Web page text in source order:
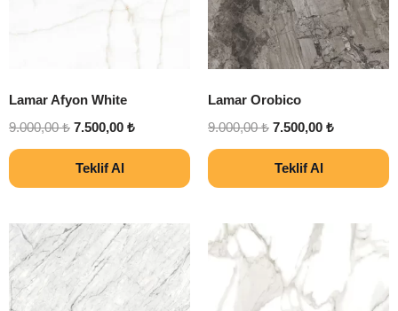
Lamar Afyon White
9.000,00₺ 7.500,00 ₺
Teklif Al
Lamar Orobico
9.000,00₺ 7.500,00 ₺
Teklif Al